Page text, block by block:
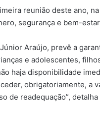
reunião deste ano,
segurança e bem-
Araújo, prevê a
e adolescentes,
haja disponibilidade
obrigatoriamente, a
de readequação”, detalha